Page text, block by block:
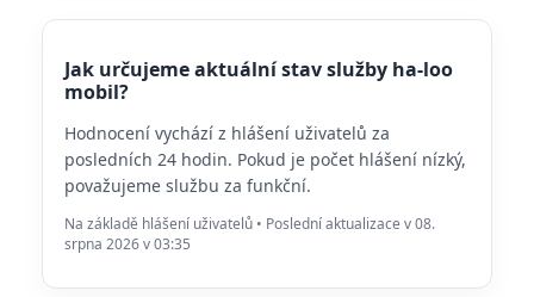
Jak určujeme aktuální stav služby ha-loo
mobil?
Hodnocení vychází z hlášení uživatelů za
posledních 24 hodin. Pokud je počet hlášení nízký,
považujeme službu za funkční.
Na základě hlášení uživatelů • Poslední aktualizace v 08.
srpna 2026 v 03:35